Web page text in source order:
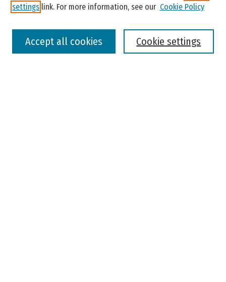
settings link. For more information, see our Cookie Policy
Cookie settings
Accept all cookies